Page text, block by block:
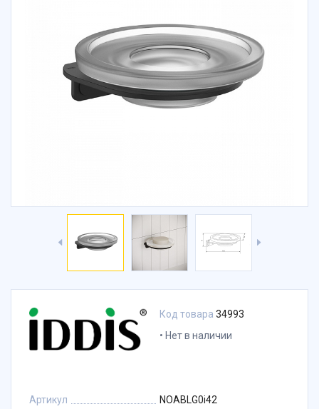
Код товара 34993
Нет в наличии
Артикул
NOABLG0i42